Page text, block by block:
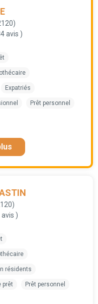
avis )
Expatriés
Prêt personnel
avis )
résidents
prêt Prêt personnel